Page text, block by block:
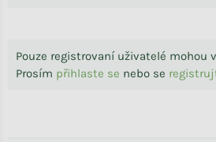
Pouze registrovaní uživatelé mohou
Prosím přihlaste se nebo se